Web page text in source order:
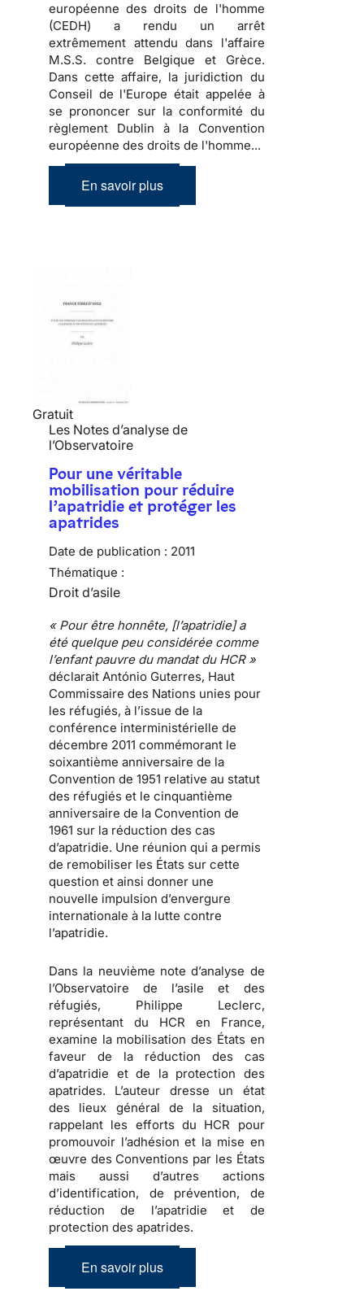
européenne des droits de l'homme
(CEDH) a rendu un arrêt
extrêmement attendu dans l'affaire
M.S.S. contre Belgique et Grèce.
Dans cette affaire, la juridiction du
Conseil de l'Europe était appelée à
se prononcer sur la conformité du
règlement Dublin à la Convention
européenne des droits de l'homme...
En savoir plus
Gratuit
Les Notes d’analyse de
l’Observatoire
Pour une véritable
mobilisation pour réduire
l’apatridie et protéger les
apatrides
Date de publication : 2011
Thématique :
Droit d’asile
« Pour être honnête, [l’apatridie] a
été quelque peu considérée comme
l’enfant pauvre du mandat du HCR »
déclarait António Guterres, Haut
Commissaire des Nations unies pour
les réfugiés, à l’issue de la
conférence interministérielle de
décembre 2011 commémorant le
soixantième anniversaire de la
Convention de 1951 relative au statut
des réfugiés et le cinquantième
anniversaire de la Convention de
1961 sur la réduction des cas
d’apatridie. Une réunion qui a permis
de remobiliser les États sur cette
question et ainsi donner une
nouvelle impulsion d’envergure
internationale à la lutte contre
l’apatridie.
Dans la neuvième note d’analyse de
l’Observatoire de l’asile et des
réfugiés, Philippe Leclerc,
représentant du HCR en France,
examine la mobilisation des États en
faveur de la réduction des cas
d’apatridie et de la protection des
apatrides. L’auteur dresse un état
des lieux général de la situation,
rappelant les efforts du HCR pour
promouvoir l’adhésion et la mise en
œuvre des Conventions par les États
mais aussi d’autres actions
d’identification, de prévention, de
réduction de l’apatridie et de
protection des apatrides.
En savoir plus